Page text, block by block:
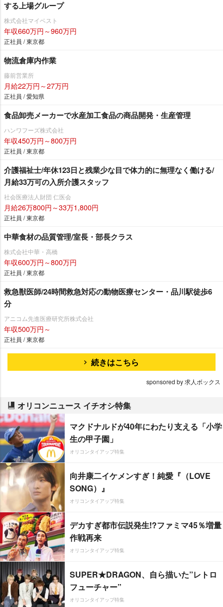
する上場グループ
株式会社マイベスト
年収660万円～960万円
正社員 / 東京都
物流倉庫内作業
藤前営業所
月給22万円～27万円
正社員 / 愛知県
食品卸売メーカーで水産加工食品の商品開発・生産管理
ハンワフーズ株式会社
年収450万円～800万円
正社員 / 東京都
介護福祉士/年休123日と残業少な目で体力的に無理なく働ける/
月給33万可の入所介護スタッフ
社会医療法人財団 仁医会
月給26万800円～33万1,800円
正社員 / 東京都
中華食材の品質管理/室長・部長クラス
株式会社中華・高橋
年収600万円～800万円
正社員 / 東京都
救急獣医師/24時間救急対応の動物医療センター・品川駅徒歩6
分
アニコム先進医療研究所株式会社
年収500万円～
正社員 / 東京都
続きはこちら
sponsored by 求人ボックス
オリコンニュース イチオシ特集
マクドナルドが40年にわたり支える「小学
生の甲子園」
オリコンタイアップ特集
向井康二イケメンすぎ！純愛『（LOVE
SONG）』
オリコンタイアップ特集
デカすぎ都市伝説発生!?ファミマ45％増量
作戦再来
オリコンタイアップ特集
SUPER★DRAGON、自ら描いた”レトロ
フューチャー”
オリコンタイアップ特集